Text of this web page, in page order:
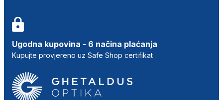
Ugodna kupovina - 6 načina plaćanja
Kupujte provjereno uz Safe Shop certifikat